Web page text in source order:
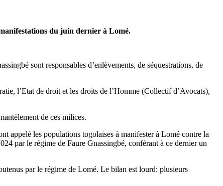
du juin dernier à Lomé.
sont responsables d’enlèvements, de séquestrations, de
l’Etat de droit et les droits de l’Homme (Collectif d’Avocats),
de ces milices.
appelé les populations togolaises à manifester à Lomé contre la
par le régime de Faure Gnassingbé, conférant à ce dernier un
par le régime de Lomé. Le bilan est lourd: plusieurs